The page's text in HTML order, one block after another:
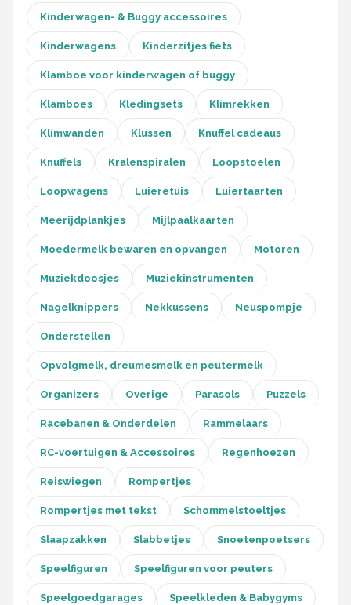
Kinderwagen- & Buggy accessoires
Kinderwagens Kinderzitjes fiets
Klamboe voor kinderwagen of buggy
Klamboes Kledingsets Klimrekken
Klimwanden Klussen Knuffel cadeaus
Knuffels Kralenspiralen Loopstoelen
Loopwagens Luieretuis Luiertaarten
Meerijdplankjes Mijlpaalkaarten
Moedermelk bewaren en opvangen Motoren
Muziekdoosjes Muziekinstrumenten
Nagelknippers Nekkussens Neuspompje
Onderstellen
Opvolgmelk, dreumesmelk en peutermelk
Organizers Overige Parasols Puzzels
Racebanen & Onderdelen Rammelaars
RC-voertuigen & Accessoires Regenhoezen
Reiswiegen Rompertjes
Rompertjes met tekst Schommelstoeltjes
Slaapzakken Slabbetjes Snoetenpoetsers
Speelfiguren Speelfiguren voor peuters
Speelgoedgarages Speelkleden & Babygyms